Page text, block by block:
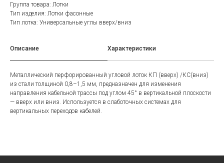
Группа товара: Лотки
Тип изделия: Лотки фасонные
Тип лотка: Универсальные углы вверх/вниз
Описание Характеристики
Металлический перфорированный угловой лоток КП (вверх) /КС(вниз)
из стали толщиной 0,8–1,5 мм, предназначен для изменения
направления кабельной трассы под углом 45° в вертикальной плоскости
— вверх или вниз. Используется в слаботочных системах для
вертикальных переходов кабелей.